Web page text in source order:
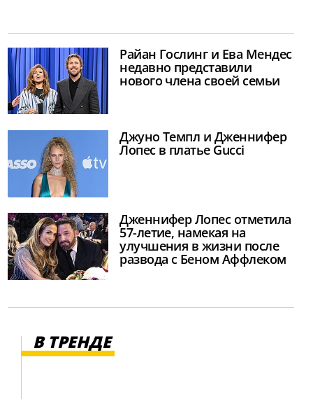
Райан Гослинг и Ева Мендес
недавно представили
нового члена своей семьи
Джуно Темпл и Дженнифер
Лопес в платье Gucci
Дженнифер Лопес отметила
57-летие, намекая на
улучшения в жизни после
развода с Беном Аффлеком
В ТРЕНДЕ